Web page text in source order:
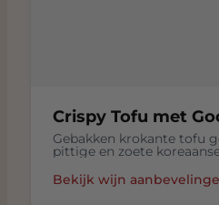
Crispy Tofu met
Gebakken krokante tofu
pittige en zoete
Bekijk wijn